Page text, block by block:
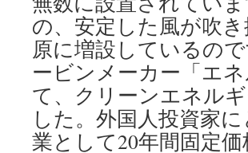
の、安定した風が吹
原に増設しているの
ービンメーカー「エ
て、クリーンエネル
した。外国人投資家
業として20年間固定